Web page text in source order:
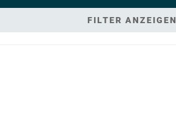
FILTER ANZEIGEN